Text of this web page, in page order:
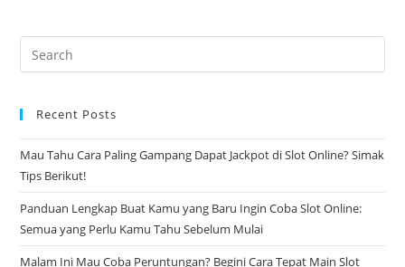
Recent Posts
Mau Tahu Cara Paling Gampang Dapat Jackpot di Slot Online? Simak
Tips Berikut!
Panduan Lengkap Buat Kamu yang Baru Ingin Coba Slot Online:
Semua yang Perlu Kamu Tahu Sebelum Mulai
Malam Ini Mau Coba Peruntungan? Begini Cara Tepat Main Slot